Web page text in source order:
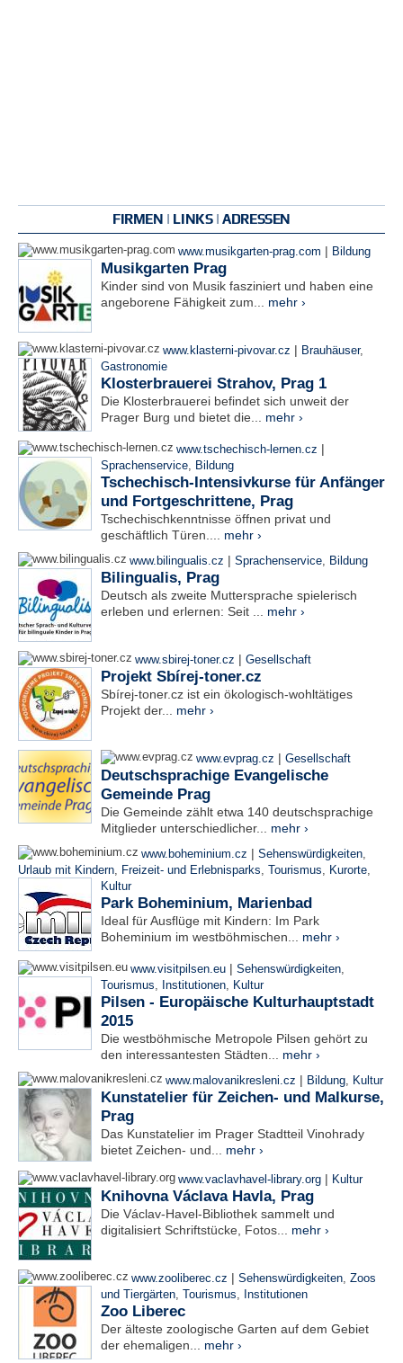
FIRMEN | LINKS | ADRESSEN
www.musikgarten-prag.com | Bildung
Musikgarten Prag
Kinder sind von Musik fasziniert und haben eine
angeborene Fähigkeit zum... mehr ›
www.klasterni-pivovar.cz | Brauhäuser,
Gastronomie
Klosterbrauerei Strahov, Prag 1
Die Klosterbrauerei befindet sich unweit der
Prager Burg und bietet die... mehr ›
www.tschechisch-lernen.cz |
Sprachenservice, Bildung
Tschechisch-Intensivkurse für Anfänger
und Fortgeschrittene, Prag
Tschechischkenntnisse öffnen privat und
geschäftlich Türen.... mehr ›
www.bilingualis.cz | Sprachenservice, Bildung
Bilingualis, Prag
Deutsch als zweite Muttersprache spielerisch
erleben und erlernen: Seit ... mehr ›
www.sbirej-toner.cz | Gesellschaft
Projekt Sbírej-toner.cz
Sbírej-toner.cz ist ein ökologisch-wohltätiges
Projekt der... mehr ›
www.evprag.cz | Gesellschaft
Deutschsprachige Evangelische
Gemeinde Prag
Die Gemeinde zählt etwa 140 deutschsprachige
Mitglieder unterschiedlicher... mehr ›
www.boheminium.cz | Sehenswürdigkeiten,
Urlaub mit Kindern, Freizeit- und Erlebnisparks, Tourismus, Kurorte,
Kultur
Park Boheminium, Marienbad
Ideal für Ausflüge mit Kindern: Im Park
Boheminium im westböhmischen... mehr ›
www.visitpilsen.eu | Sehenswürdigkeiten,
Tourismus, Institutionen, Kultur
Pilsen - Europäische Kulturhauptstadt
2015
Die westböhmische Metropole Pilsen gehört zu
den interessantesten Städten... mehr ›
www.malovanikresleni.cz | Bildung, Kultur
Kunstatelier für Zeichen- und Malkurse,
Prag
Das Kunstatelier im Prager Stadtteil Vinohrady
bietet Zeichen- und... mehr ›
www.vaclavhavel-library.org | Kultur
Knihovna Václava Havla, Prag
Die Václav-Havel-Bibliothek sammelt und
digitalisiert Schriftstücke, Fotos... mehr ›
www.zooliberec.cz | Sehenswürdigkeiten, Zoos
und Tiergärten, Tourismus, Institutionen
Zoo Liberec
Der älteste zoologische Garten auf dem Gebiet
der ehemaligen... mehr ›